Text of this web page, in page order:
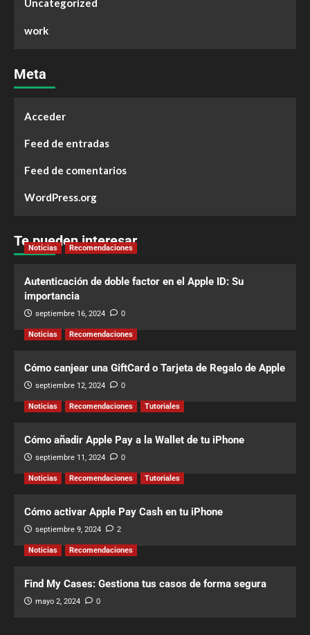
Uncategorized
work
Meta
Acceder
Feed de entradas
Feed de comentarios
WordPress.org
Te pueden interesar
Noticias Recomendaciones
Autenticación de doble factor en el Apple ID: Su
importancia
septiembre 16, 2024 0
Noticias Recomendaciones
Cómo canjear una GiftCard o Tarjeta de Regalo de Apple
septiembre 12, 2024 0
Noticias Recomendaciones Tutoriales
Cómo añadir Apple Pay a la Wallet de tu iPhone
septiembre 11, 2024 0
Noticias Recomendaciones Tutoriales
Cómo activar Apple Pay Cash en tu iPhone
septiembre 9, 2024 2
Noticias Recomendaciones
Find My Cases: Gestiona tus casos de forma segura
mayo 2, 2024 0